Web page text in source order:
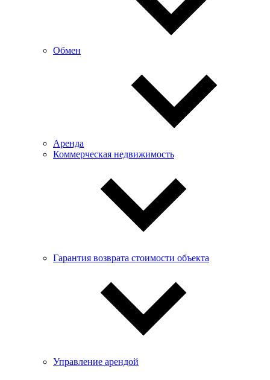
Обмен
Аренда
Коммерческая недвижимость
Гарантия возврата стоимости объекта
Управление арендой